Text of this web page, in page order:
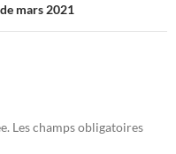
mars 2021
Les champs obligatoires